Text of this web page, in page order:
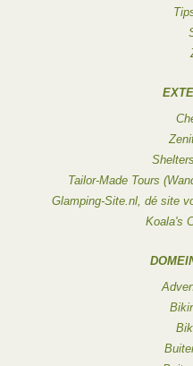
Tailor-Made Tours
Glamping-Site.nl, dé site
Koala's